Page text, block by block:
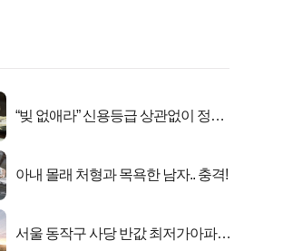
“빚 없애라” 신용등급 상관없이 정부
아내 몰래 처형과 목욕한 남자.. 충격!
서울 동작구 사당 반값 최저가아파트